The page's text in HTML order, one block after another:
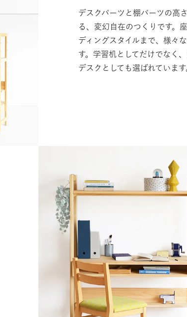
デスクパーツと棚パーツの高
る、変幻自在のつくりです。
ディングスタイルまで、様々
す。学習机としてだけでなく
デスクとしても選ばれています